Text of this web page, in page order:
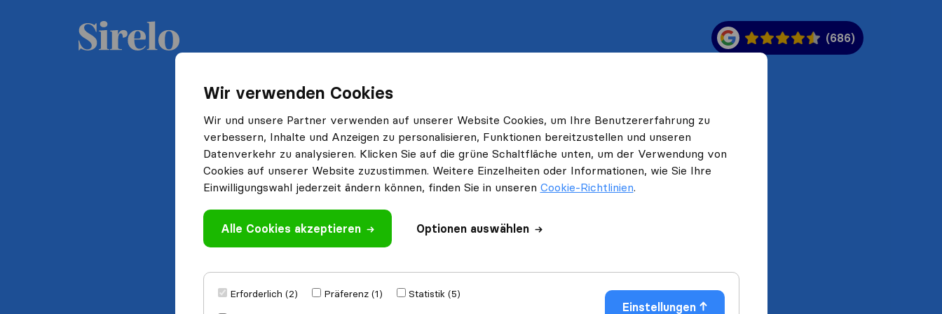
Wir verwenden Cookies
Wir und unsere Partner verwenden auf unserer Website Cookies, um Ihre Benutzererfahrung zu
verbessern, Inhalte und Anzeigen zu personalisieren, Funktionen bereitzustellen und unseren
Datenverkehr zu analysieren. Klicken Sie auf die grüne Schaltfläche unten, um der Verwendung von
Cookies auf unserer Website zuzustimmen. Weitere Einzelheiten oder Informationen, wie Sie Ihre
Einwilligungswahl jederzeit ändern können, finden Sie in unseren Cookie-Richtlinien.
Alle Cookies akzeptieren Optionen auswählen
Erforderlich (2) Präferenz (1)
Statistik (5)
Einstellungen
(686)